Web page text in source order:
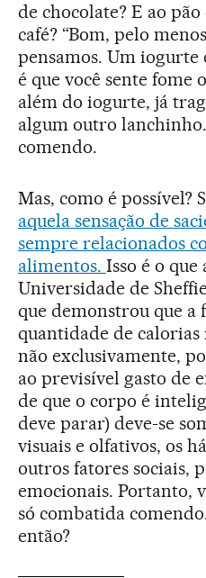
de chocolate? E ao
café? “Bom, pelo
pensamos. Um iogurte
é que você sente fome
além do iogurte, já
algum outro
comendo.
Mas, como é possível?
aquela sensação de
sempre relacionados
alimentos. Isso é o
Universidade de
que demonstrou que a
quantidade de
não exclusivamente,
ao previsível gasto de
de que o corpo é
deve parar) deve-se
visuais e olfativos, os
outros fatores sociais,
emocionais. Portanto,
só combatida
então?